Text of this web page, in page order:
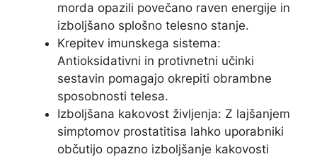
morda opazili povečano raven energije in
izboljšano splošno telesno stanje.
Krepitev imunskega sistema:
Antioksidativni in protivnetni učinki
sestavin pomagajo okrepiti obrambne
sposobnosti telesa.
Izboljšana kakovost življenja: Z lajšanjem
simptomov prostatitisa lahko uporabniki
občutijo opazno izboljšanje kakovosti